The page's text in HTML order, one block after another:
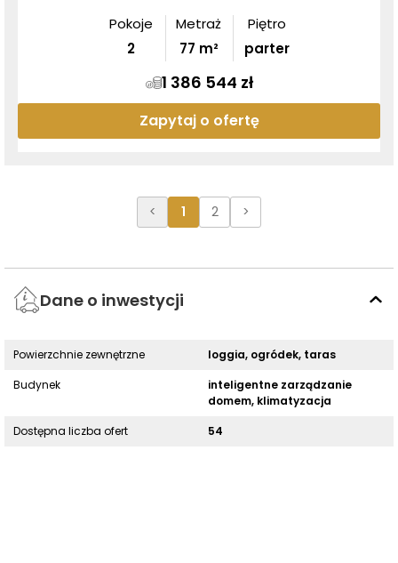
Pokoje
2
Metraż
77 m²
Piętro
parter
1 386 544 zł
Zapytaj o ofertę
< 1 2 >
Dane o inwestycji
Powierzchnie zewnętrzne
loggia, ogródek, taras
Budynek
inteligentne zarządzanie
domem, klimatyzacja
Dostępna liczba ofert
54